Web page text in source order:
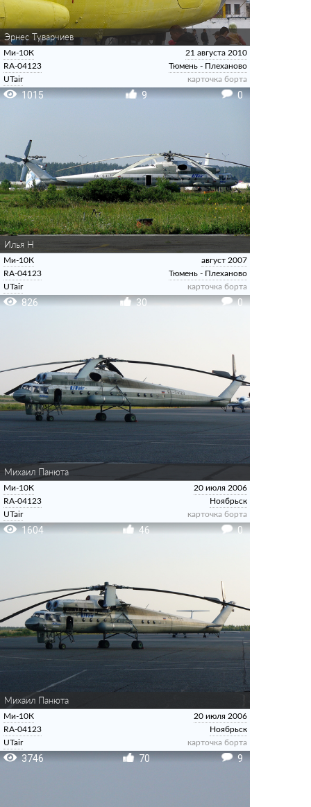
Эрнес Туварчиев
Ми-10К
RA-04123
UTair
21 августа 2010
Тюмень - Плеханово
карточка борта
1015 9 0
Илья Н
Ми-10К
RA-04123
UTair
август 2007
Тюмень - Плеханово
карточка борта
826 30 0
Михаил Панюта
Ми-10К
RA-04123
UTair
20 июля 2006
Ноябрьск
карточка борта
1604 46 0
Михаил Панюта
Ми-10К
RA-04123
UTair
20 июля 2006
Ноябрьск
карточка борта
3746 70 9